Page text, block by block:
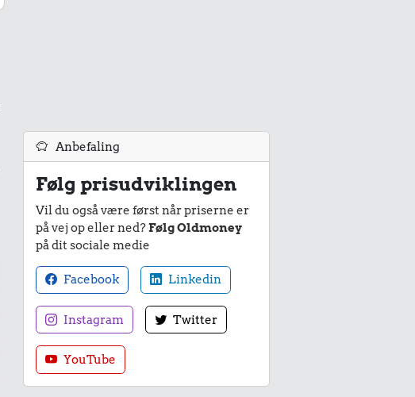
Anbefaling
Følg prisudviklingen
Vil du også være først når priserne er
på vej op eller ned?Følg Oldmoney
på dit sociale medie
Facebook Linkedin
Instagram Twitter
YouTube